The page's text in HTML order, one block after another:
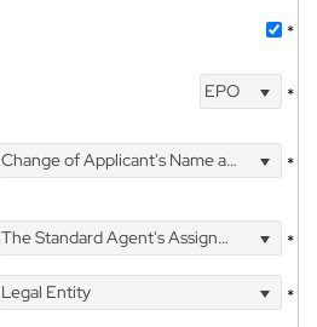
*
EPO *
Change of Applicant's Name and Address *
The Standard Agent's Assignment
*
Legal Entity
*